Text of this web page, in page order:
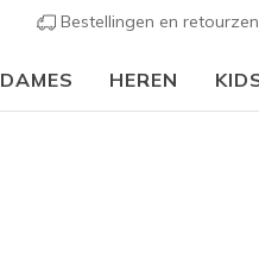
Bestellingen en
DAMES HEREN